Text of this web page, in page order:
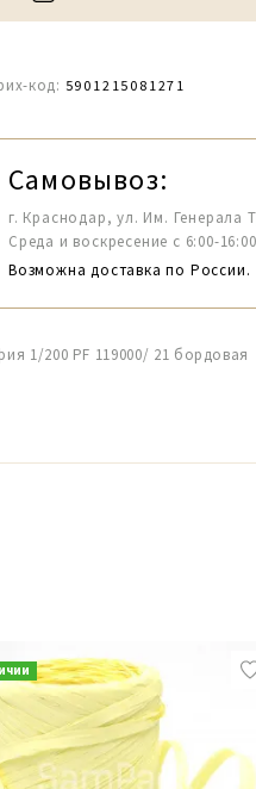
код: 5901215081271
Самовывоз:
г. Краснодар, ул. Им. Генерала
Среда и воскресение с 6:00-
Возможна доставка по России.
1/200 PF 119000/ 21 бордовая